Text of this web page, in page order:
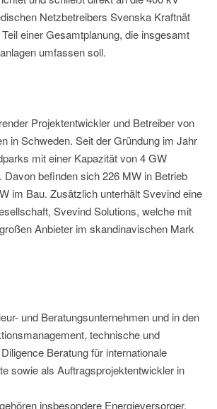
Netzbetreibers Svenska Kraftnät
einer Gesamtplanung, die insgesamt
umfassen soll.
Projektentwickler und Betreiber von
in Schweden. Seit der Gründung im Jahr
mit einer Kapazität von 4 GW
Davon befinden sich 226 MW in Betrieb
im Bau. Zusätzlich unterhält Svevind eine
Svevind Solutions, welche mit
Anbieter im skandinavischen Mark
und Beratungsunternehmen und in den
technische und
Beratung für internationale
sowie als Auftragsprojektentwickler in
insbesondere Energieversorger,